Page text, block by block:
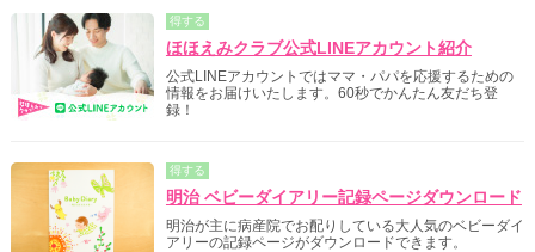
得する
ほほえみクラブ公式LINEアカウント紹介
公式LINEアカウントではママ・パパを応援するための
情報をお届けいたします。60秒でかんたん友だち登
録！
得する
明治 ベビーダイアリー記録ページダウンロード
明治が主に病産院でお配りしている大人気のベビーダイ
アリーの記録ページがダウンロードできます。